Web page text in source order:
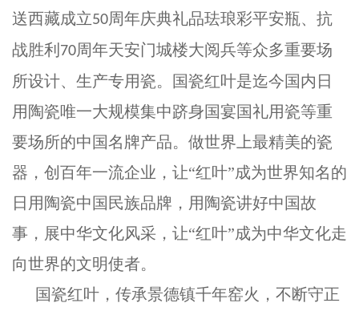
送西藏成立50周年庆典礼品珐琅彩平安瓶、抗
战胜利 70周年天安门城楼大阅兵等众多重要场
所设计、生产专用瓷。国瓷红叶是迄今国内日
用陶瓷唯一大规模集中跻身国宴国礼用瓷等重
要场所的中国名牌产品。做世界上最精美的瓷
器，创百年一流企业，让“红叶”成为世界知名的
日用陶瓷中国民族品牌，用陶瓷讲好中国故
事，展中华文化风采，让“红叶”成为中华文化走
向世界的文明使者。
国瓷红叶，传承景德镇千年窑火，不断守正